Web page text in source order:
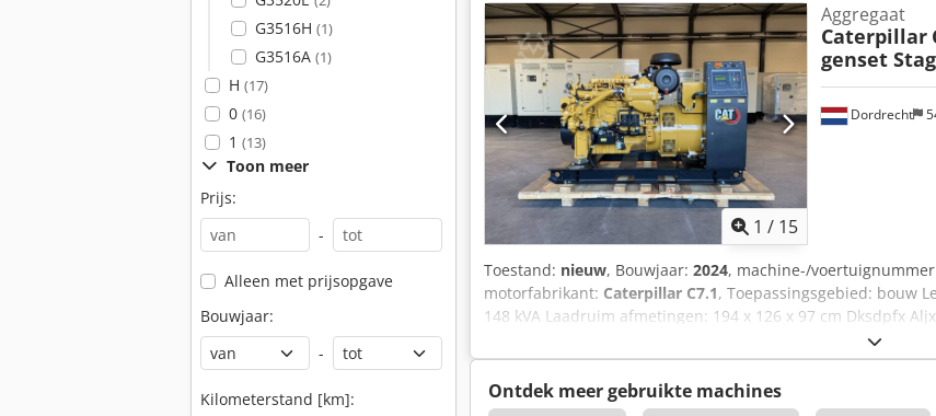
G3516H (1)
G3516A (1)
H (17)
0 (16)
1 (13)
Toon meer
Prijs:
-
Alleen met prijsopgave
Bouwjaar:
-
Kilometerstand [km]:
1 / 15
Dordrecht
Aggregaat
Caterpillar
genset
Toestand: nieuw, Bouwjaar: 2024, machine-/
motorfabrikant: Caterpillar C7.1, Toepassingsgebied: bouw
148 kVA Laadruim afmetingen: 194 x 126 x 97 cm Dksdpfx
Stage V / Tier IV final Neem contact op met het DPX-team
accessoires = - Bedieningspaneel
Ontdek meer gebruikte machines